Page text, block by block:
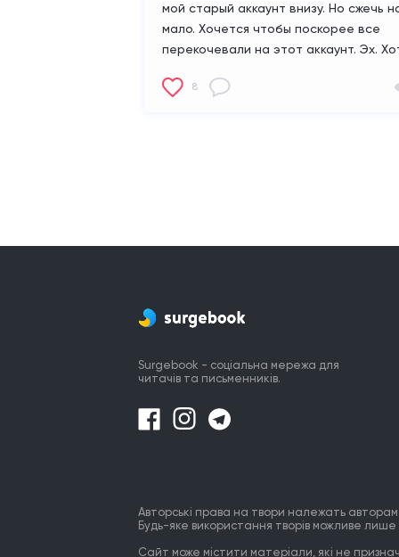
мой старый аккаунт внизу. Но сжечь
мало. Хочется чтобы поскорее все
перекочевали на этот аккаунт. Эх.
https://www.surgebook.com/
8
Surgebook - соціальна мережа для
читачів та письменників.
Авторські права на твори належать
Будь-яке використання творів можливе
Сайт може містити матеріали, які не